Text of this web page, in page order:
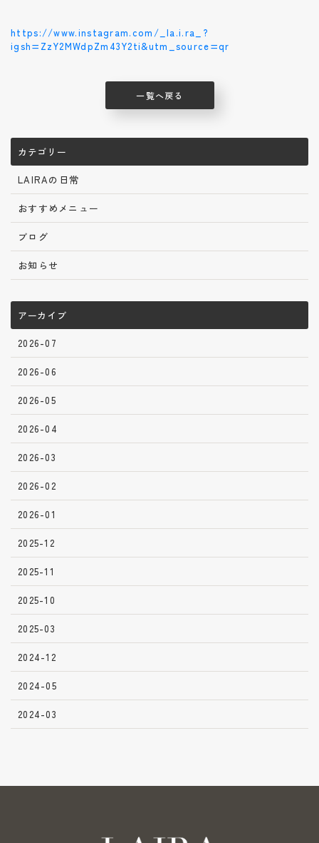
https://www.instagram.com/_la.i.ra_?
igsh=ZzY2MWdpZm43Y2ti&utm_source=qr
一覧へ戻る
カテゴリー
LAIRAの日常
おすすめメニュー
ブログ
お知らせ
アーカイブ
2026-07
2026-06
2026-05
2026-04
2026-03
2026-02
2026-01
2025-12
2025-11
2025-10
2025-03
2024-12
2024-05
2024-03